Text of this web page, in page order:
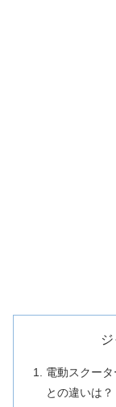
電動スクー
との違いは？